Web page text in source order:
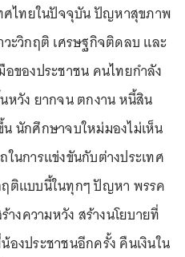
ศไทยในปัจจุบัน ปัญหาสุขภาพ
ะวิกฤติ เศรษฐกิจติดลบ และ
ของประชาชน คนไทยกำลัง
หวัง ยากจน ตกงาน หนี้สิน
นักศึกษาจบใหม่มองไม่เห็น
นการแข่งขันกับต่างประเทศ
ติแบบนี้ในทุกๆ ปัญหา พรรค
างความหวัง สร้างนโยบายที่
งประชาชนอีกครั้ง คืนเงินใน